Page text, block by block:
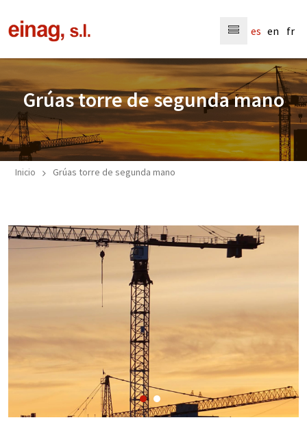
Menú
es en fr
Grúas torre de segunda mano
Inicio Grúas torre de segunda mano